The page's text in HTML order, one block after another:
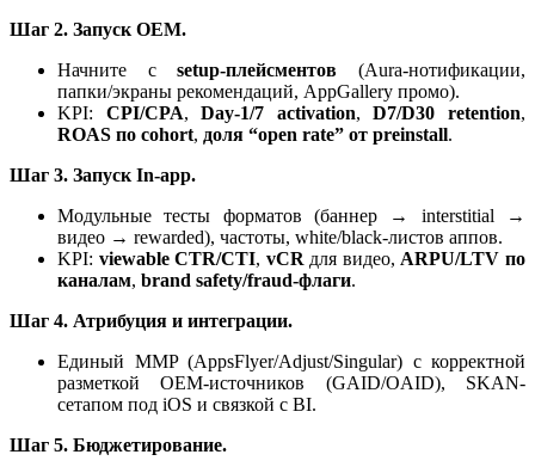
Шаг 2. Запуск OEM.
Начните сsetup-плейсментов (Aura-нотификации,
папки/экраны рекомендаций, AppGallery промо).
KPI: CPI/CPA,Day-1/7 activation,D7/D30 retention,
ROAS по cohort, доля “open rate” от preinstall.
Шаг 3. Запуск In-app.
Модульные тесты форматов (баннер → interstitial →
видео → rewarded), частоты, white/black-листов аппов.
KPI: viewable CTR/CTI, vCR для видео, ARPU/LTV по
каналам, brand safety/fraud-флаги.
Шаг 4. Атрибуция и интеграции.
Единый MMP (AppsFlyer/Adjust/Singular) с корректной
разметкой OEM-источников (GAID/OAID), SKAN-
сетапом под iOS и связкой с BI.
Шаг 5. Бюджетирование.